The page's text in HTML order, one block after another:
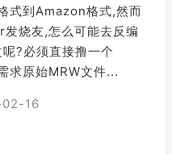
式到Amazon格式,然而
烧友,怎么可能去反编
?必须直接撸一个
求原始MRW文件...
16